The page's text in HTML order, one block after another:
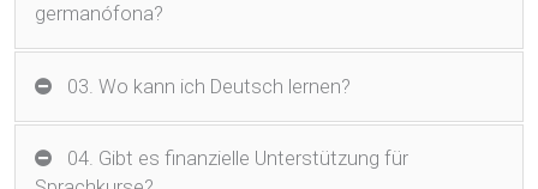
germanófona?
03. Wo kann ich Deutsch lernen?
04. Gibt es finanzielle Unterstützung für